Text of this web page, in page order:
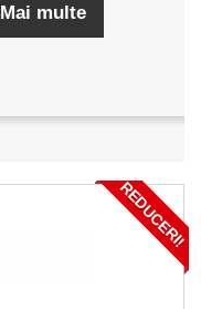
Mai multe
REDUCERI!